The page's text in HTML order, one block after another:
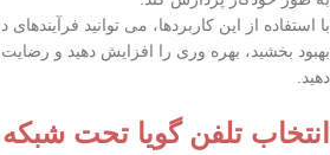
با استفاده از این کاربردها، می توانید
بهبود بخشید، بهره وری را افزایش دهید و
دهید.
انتخاب تلفن گویا تحت